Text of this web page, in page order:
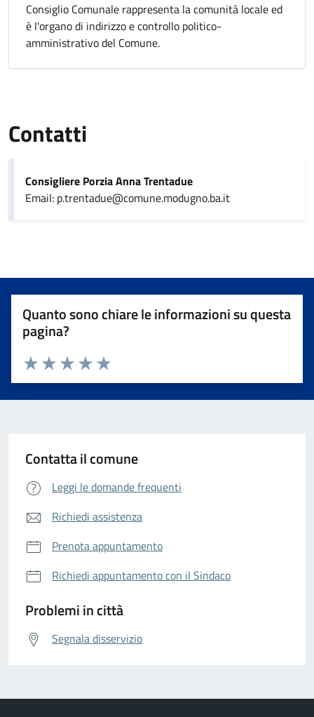
Consiglio Comunale rappresenta la comunità locale ed
è l'organo di indirizzo e controllo politico-
amministrativo del Comune.
Contatti
Consigliere Porzia Anna Trentadue
Email: p.trentadue@comune.modugno.ba.it
Quanto sono chiare le informazioni su questa
pagina?
Valuta da 1 a 5 stelle la pagina
Valuta 5 stelle su 5
Valuta 4 stelle su 5
Valuta 3 stelle su 5
Valuta 2 stelle su 5
Valuta 1 stelle su 5
Contatta il comune
Leggi le domande frequenti
Richiedi assistenza
Prenota appuntamento
Richiedi appuntamento con il Sindaco
Problemi in città
Segnala disservizio